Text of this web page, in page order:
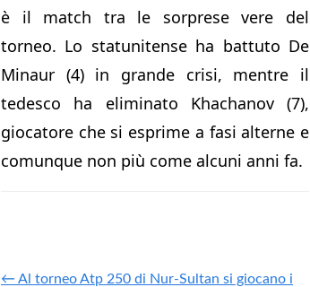
è il match tra le sorprese vere del
torneo. Lo statunitense ha battuto De
Minaur (4) in grande crisi, mentre il
tedesco ha eliminato Khachanov (7),
giocatore che si esprime a fasi alterne e
comunque non più come alcuni anni fa.
← Al torneo Atp 250 di Nur-Sultan si giocano i